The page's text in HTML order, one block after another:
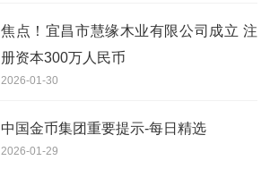
焦点！宜昌市慧缘木业有限公司成立 注
册资本300万人民币
2026-01-30
中国金币集团重要提示-每日精选
2026-01-29